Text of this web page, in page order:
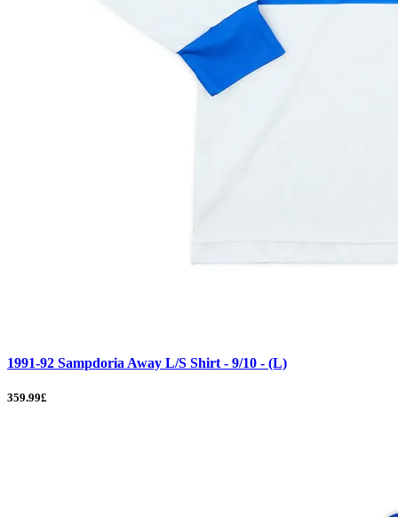
1991-92 Sampdoria Away L/S Shirt - 9/10 - (L)
359.99£